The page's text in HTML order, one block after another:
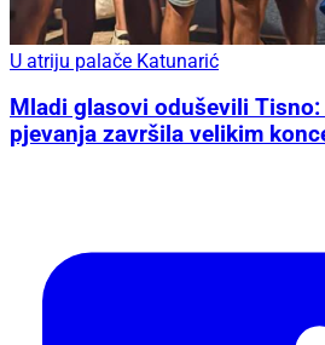
U atriju palače Katunarić
Mladi glasovi oduševili
pjevanja završila velikim